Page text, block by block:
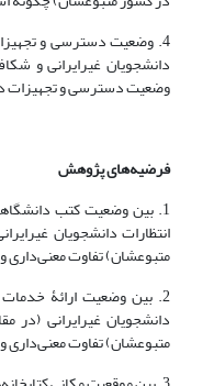
4. وضعیت دسترسی و
دانشجویان غیرایرانی و
وضعیت دسترسی و تجهیزات
فرضیه‌های پژوهش
1. بین وضعیت کتب
انتظارات دانشجویان
متبوعشان) تفاوت معنی‌داری
2. بین وضعیت ارائۀ خدمات
دانشجویان غیرایرانی
متبوعشان) تفاوت معنی‌داری